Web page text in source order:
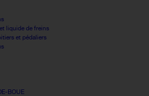
liquide de freins
et pédaliers
BOUE